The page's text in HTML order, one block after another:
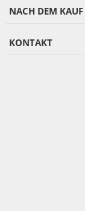
NACH DEM KAUF
KONTAKT